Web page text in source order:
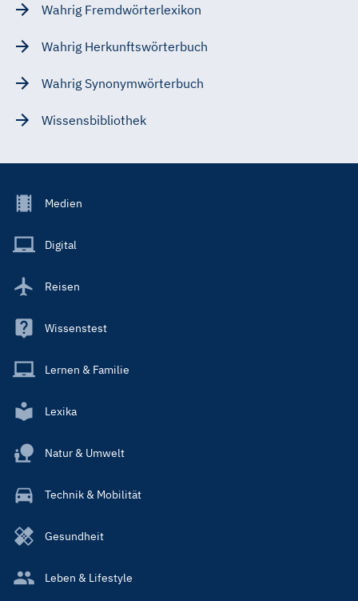
Wahrig Fremdwörterlexikon
Wahrig Herkunftswörterbuch
Wahrig Synonymwörterbuch
Wissensbibliothek
Footer
Main
Medien
Digital
Reisen
Wissenstest
Lernen & Familie
Lexika
Natur & Umwelt
Technik & Mobilität
Gesundheit
Leben & Lifestyle